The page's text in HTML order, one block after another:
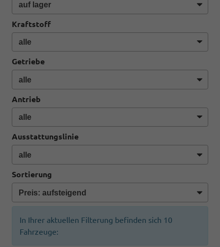
Kraftstoff
Getriebe
Antrieb
Ausstattungslinie
Sortierung
In Ihrer aktuellen Filterung befinden sich 10
Fahrzeuge: